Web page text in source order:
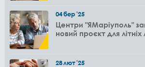
04бер'25
Центри "ЯМаріуполь"
новий проєкт для
28лют'25